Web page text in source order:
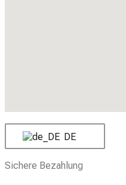
DE
Sichere Bezahlung